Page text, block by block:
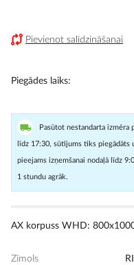
Pievienot salīdzināšanai
Piegādes laiks
Pasūtot nestandarta izmēra
līdz 17:30, sūtījums tiks piegādāts
pieejams izņemšanai nodaļā līdz
1 stundu agrāk.
AX korpuss WHD:
Zīmols